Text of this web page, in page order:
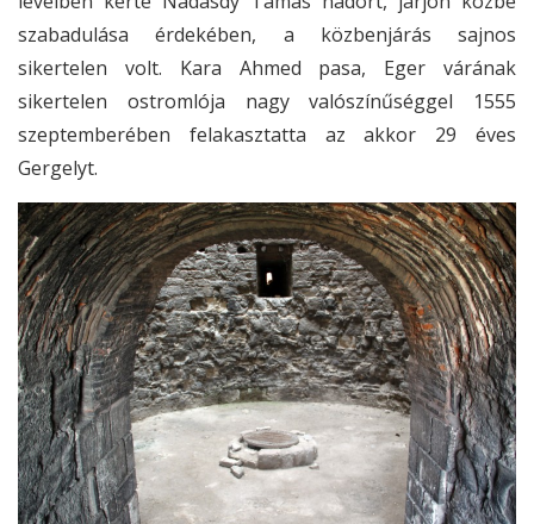
szabadulása érdekében, a közbenjárás sajnos
sikertelen volt. Kara Ahmed pasa, Eger várának
sikertelen ostromlója nagy valószínűséggel 1555
szeptemberében felakasztatta az akkor 29 éves
Gergelyt.